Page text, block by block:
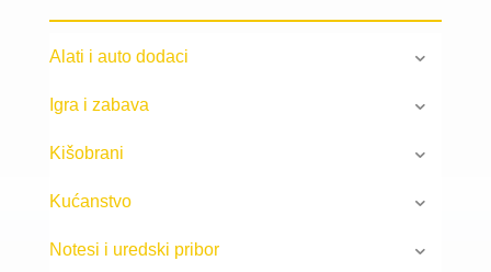
Alati i auto dodaci
Igra i zabava
Kišobrani
Kućanstvo
Notesi i uredski pribor